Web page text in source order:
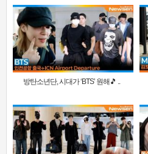
방탄소년단, 시대가 ‘BTS’ 원해🎵 ..